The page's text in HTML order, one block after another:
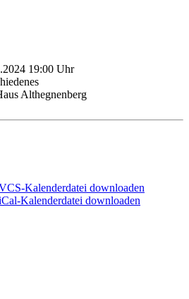
19:00 Uhr
Althegnenberg
Kalenderdatei downloaden
Kalenderdatei downloaden